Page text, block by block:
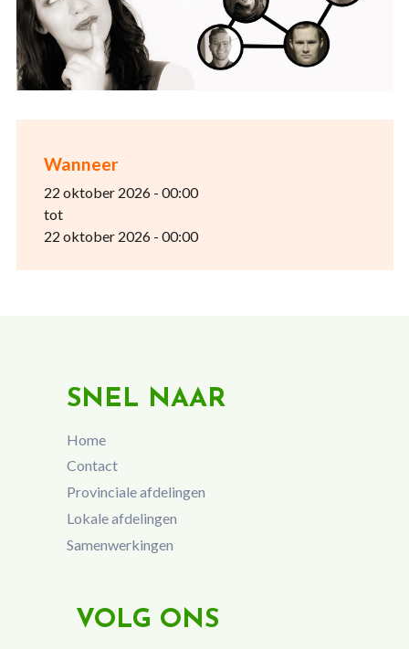
Wanneer
22 oktober 2026 - 00:00
tot
22 oktober 2026 - 00:00
SNEL NAAR
Home
Contact
Provinciale afdelingen
Lokale afdelingen
Samenwerkingen
VOLG ONS